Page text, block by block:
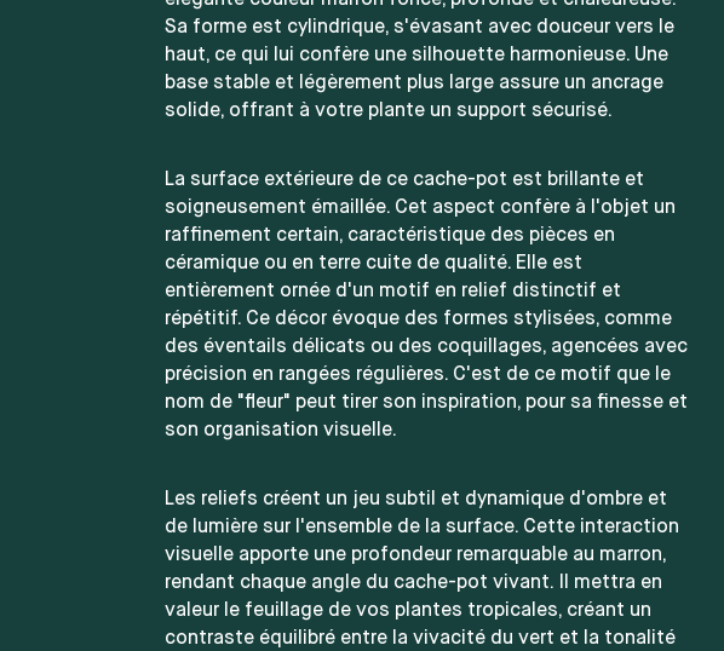
Sa forme est cylindrique, s'évasant avec douceur vers le
haut, ce qui lui confère une silhouette harmonieuse. Une
base stable et légèrement plus large assure un ancrage
solide, offrant à votre plante un support sécurisé.
La surface extérieure de ce cache-pot est brillante et
soigneusement émaillée. Cet aspect confère à l'objet un
raffinement certain, caractéristique des pièces en
céramique ou en terre cuite de qualité. Elle est
entièrement ornée d'un motif en relief distinctif et
répétitif. Ce décor évoque des formes stylisées, comme
des éventails délicats ou des coquillages, agencées avec
précision en rangées régulières. C'est de ce motif que le
nom de "fleur" peut tirer son inspiration, pour sa finesse et
son organisation visuelle.
Les reliefs créent un jeu subtil et dynamique d'ombre et
de lumière sur l'ensemble de la surface. Cette interaction
visuelle apporte une profondeur remarquable au marron,
rendant chaque angle du cache-pot vivant. Il mettra en
valeur le feuillage de vos plantes tropicales, créant un
contraste équilibré entre la vivacité du vert et la tonalité